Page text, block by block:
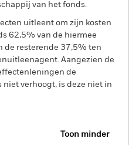
van het fonds.
uitleent om zijn kosten
62,5% van de hiermee
de resterende 37,5% ten
Aangezien de
de
verhoogt, is deze niet in
Toon minder